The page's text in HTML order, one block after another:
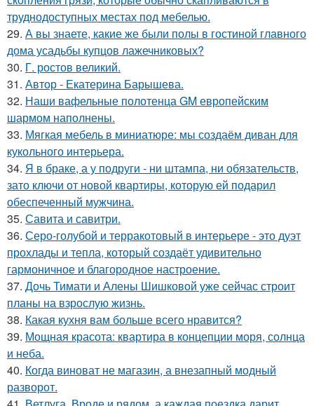
труднодоступных местах под мебелью.
29. А вы знаете, какие же были полы в гостиной главного
дома усадьбы купцов лажечниковых?
30. Г. ростов великий.
31. Автор - Екатерина Барышева.
32. Наши вафельные полотенца GM европейским
шармом наполнены.
33. Мягкая мебель в миниатюре: мы создаём диван для
кукольного интерьера.
34. Я в браке, а у подруги - ни штампа, ни обязательств,
зато ключи от новой квартиры, которую ей подарил
обеспеченный мужчина.
35. Савита и савитри.
36. Серо-голубой и терракотовый в интерьере - это дуэт
прохлады и тепла, который создаёт удивительно
гармоничное и благородное настроение.
37. Дочь Тимати и Алены Шишковой уже сейчас строит
планы на взрослую жизнь.
38. Какая кухня вам больше всего нравится?
39. Мощная красота: квартира в концепции моря, солнца
и неба.
40. Когда виноват не магазин, а внезапный модный
разворот.